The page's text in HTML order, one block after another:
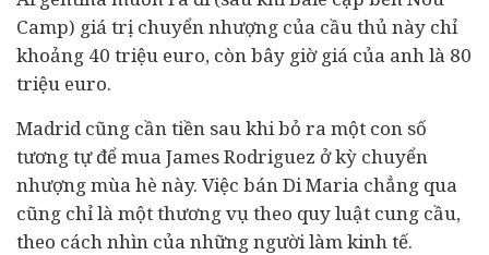
Camp) giá trị chuyển nhượng của cầu thủ này chỉ
khoảng 40 triệu euro, còn bây giờ giá của anh là 80
triệu euro.
Madrid cũng cần tiền sau khi bỏ ra một con số
tương tự để mua James Rodriguez ở kỳ chuyển
nhượng mùa hè này. Việc bán Di Maria chẳng qua
cũng chỉ là một thương vụ theo quy luật cung cầu,
theo cách nhìn của những người làm kinh tế.